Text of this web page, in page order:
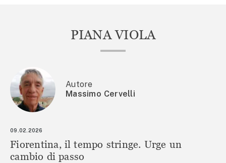
PIANA VIOLA
Autore
Massimo Cervelli
09.02.2026
Fiorentina, il tempo stringe. Urge un
cambio di passo